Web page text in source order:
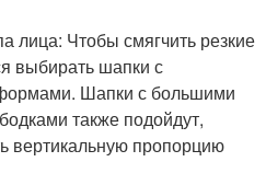
лица: Чтобы смягчить резкие
выбирать шапки с
Шапки с большими
также подойдут,
вертикальную пропорцию